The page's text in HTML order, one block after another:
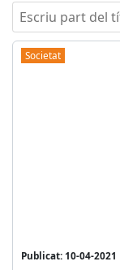
Escriu part del
Societat
Publicat: 10-04-2021